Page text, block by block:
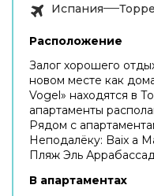
Испания
Расположение
Залог хорошего
новом месте как
Vogel» находятся в
апартаменты
Рядом с
Неподалёку: Baix a
Пляж Эль
В апартаментах